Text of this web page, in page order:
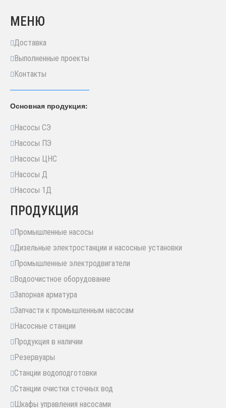
МЕНЮ
Доставка
Выполненные проекты
Контакты
Основная продукция:
Насосы СЭ
Насосы ПЭ
Насосы ЦНС
Насосы Д
Насосы 1Д
ПРОДУКЦИЯ
Промышленные насосы
Дизельные электростанции и насосные установки
Промышленные электродвигатели
Водоочистное оборудование
Запорная арматура
Запчасти к промышленным насосам
Насосные станции
Продукция в наличии
Резервуары
Станции водоподготовки
Станции очистки сточных вод
Шкафы управления насосами